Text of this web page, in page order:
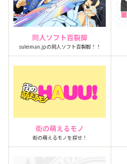
同人ソフト百裂脚
suleiman.jpの同人ソフト百裂脚！！
街の萌えるモノ
街の萌えるモノを探せ！